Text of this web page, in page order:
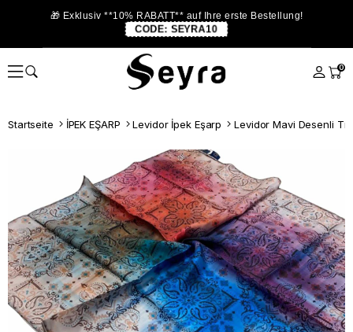
🎁 Exklusiv **10% RABATT** auf Ihre erste Bestellung!
CODE: SEYRA10
0
Startseite İPEK EŞARP Levidor İpek Eşarp Levidor Mavi Desenli